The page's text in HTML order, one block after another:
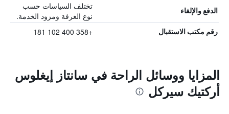
الدفع والإلغاء
تختلف السياسات حسب
نوع الغرفة ومزود الخدمة.
رقم مكتب الاستقبال +358 400 102 181
المزايا ووسائل الراحة في سانتاز إيغلوس
أركتيك سيركل